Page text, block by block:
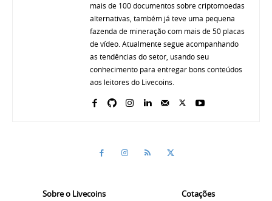
mais de 100 documentos sobre criptomoedas
alternativas, também já teve uma pequena
fazenda de mineração com mais de 50 placas
de vídeo. Atualmente segue acompanhando
as tendências do setor, usando seu
conhecimento para entregar bons conteúdos
aos leitores do Livecoins.
Sobre o Livecoins Cotações